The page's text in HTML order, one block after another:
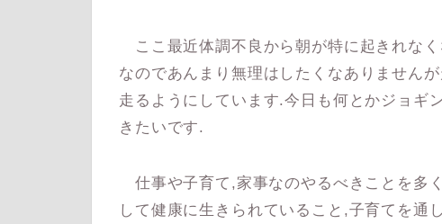
ここ最近体調不良から朝が特に起きれな
なのであんまり無理はしたくなありません
走るようにしています.今日も何とかジョギ
きたいです.
仕事や子育て,家事なのやるべきことを多
して健康に生きられていること,子育てを通